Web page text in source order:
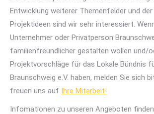
Entwicklung weiterer Themenfelder und
Projektideen sind wir sehr interessiert.
Unternehmer oder Privatperson
familienfreundlicher gestalten wollen und/
Projektvorschläge für das Lokale Bündnis
Braunschweig e.V. haben, melden Sie sich
freuen uns auf Ihre Mitarbeit!
Infomationen zu unseren Angeboten